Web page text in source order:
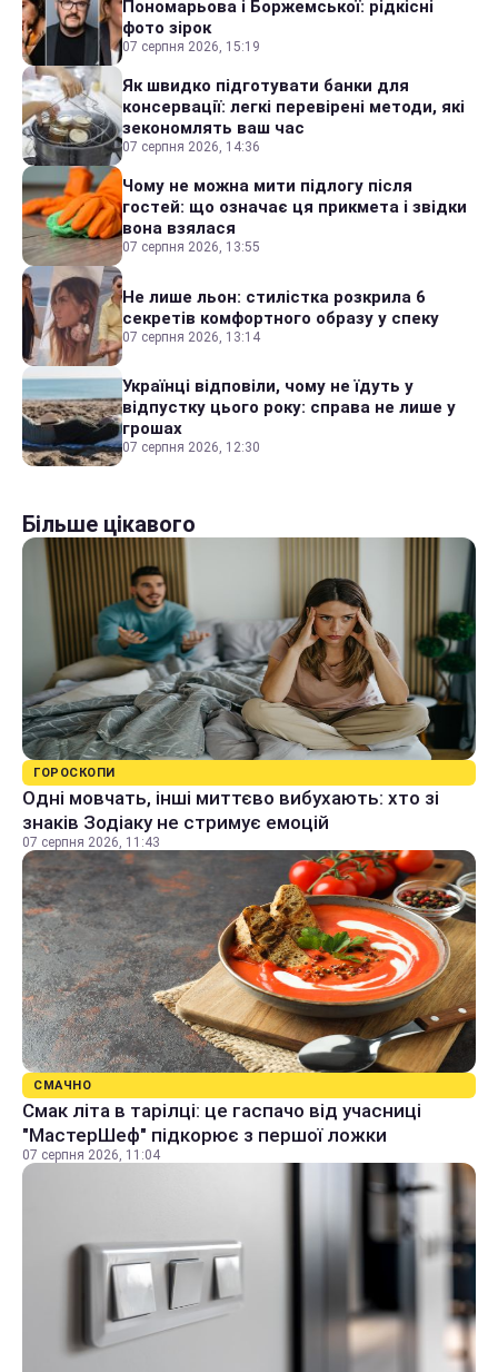
Пономарьова і Боржемської: рідкісні
фото зірок
07 серпня 2026, 15:19
Як швидко підготувати банки для
консервації: легкі перевірені методи, які
зекономлять ваш час
07 серпня 2026, 14:36
Чому не можна мити підлогу після
гостей: що означає ця прикмета і звідки
вона взялася
07 серпня 2026, 13:55
Не лише льон: стилістка розкрила 6
секретів комфортного образу у спеку
07 серпня 2026, 13:14
Українці відповіли, чому не їдуть у
відпустку цього року: справа не лише у
грошах
07 серпня 2026, 12:30
Більше цікавого
ГОРОСКОПИ
Одні мовчать, інші миттєво вибухають: хто зі
знаків Зодіаку не стримує емоцій
07 серпня 2026, 11:43
СМАЧНО
Смак літа в тарілці: це гаспачо від учасниці
"МастерШеф" підкорює з першої ложки
07 серпня 2026, 11:04